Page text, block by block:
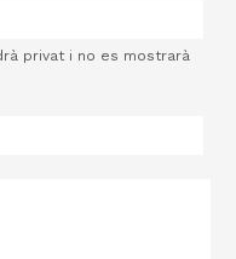
privat i no es mostrarà